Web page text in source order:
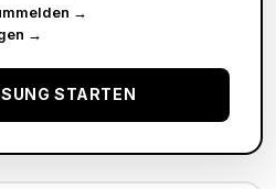
→
→
STARTEN